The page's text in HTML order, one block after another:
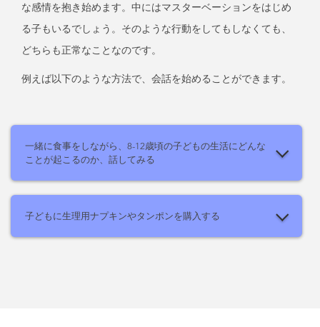
な感情を抱き始めます。中にはマスターベーションをはじめ
る子もいるでしょう。そのような行動をしてもしなくても、
どちらも正常なことなのです。
例えば以下のような方法で、会話を始めることができます。
一緒に食事をしながら、8-12歳頃の子どもの生活にどんな
ことが起こるのか、話してみる
子どもに生理用ナプキンやタンポンを購入する